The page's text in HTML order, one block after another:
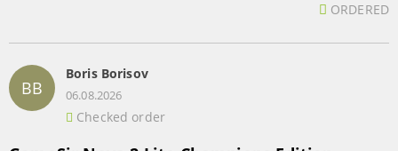
ORDERED
BB
Boris Borisov
06.08.2026
Checked order